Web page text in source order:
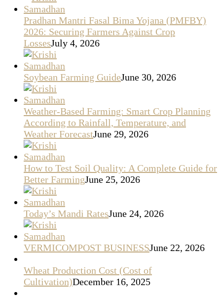
Pradhan Mantri Fasal Bima Yojana (PMFBY)
2026: Securing Farmers Against Crop
LossesJuly 4, 2026
Soybean Farming GuideJune 30, 2026
Weather-Based Farming: Smart Crop Planning
According to Rainfall, Temperature, and
Weather ForecastJune 29, 2026
How to Test Soil Quality: A Complete Guide for
Better FarmingJune 25, 2026
Today’s Mandi RatesJune 24, 2026
VERMICOMPOST BUSINESSJune 22, 2026
Wheat Production Cost (Cost of
Cultivation)December 16, 2025